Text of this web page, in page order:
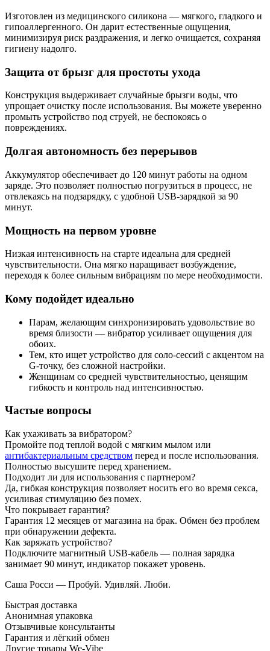
Изготовлен из медицинского силикона — мягкого, гладкого и
гипоаллергенного. Он дарит естественные ощущения,
минимизируя риск раздражения, и легко очищается, сохраняя
гигиену надолго.
Защита от брызг для простоты ухода
Конструкция выдерживает случайные брызги воды, что
упрощает очистку после использования. Вы можете уверенно
промыть устройство под струей, не беспокоясь о
повреждениях.
Долгая автономность без перерывов
Аккумулятор обеспечивает до 120 минут работы на одном
заряде. Это позволяет полностью погрузиться в процесс, не
отвлекаясь на подзарядку, с удобной USB-зарядкой за 90
минут.
Мощность на первом уровне
Низкая интенсивность на старте идеальна для средней
чувствительности. Она мягко наращивает возбуждение,
переходя к более сильным вибрациям по мере необходимости.
Кому подойдет идеально
Парам, желающим синхронизировать удовольствие во
время близости — вибратор усиливает ощущения для
обоих.
Тем, кто ищет устройство для соло-сессий с акцентом на
G-точку, без сложной настройки.
Женщинам со средней чувствительностью, ценящим
гибкость и контроль над интенсивностью.
Частые вопросы
Как ухаживать за вибратором?
Промойте под теплой водой с мягким мылом или
антибактериальным средством перед и после использования.
Полностью высушите перед хранением.
Подходит ли для использования с партнером?
Да, гибкая конструкция позволяет носить его во время секса,
усиливая стимуляцию без помех.
Что покрывает гарантия?
Гарантия 12 месяцев от магазина на брак. Обмен без проблем
при обнаружении дефекта.
Как заряжать устройство?
Подключите магнитный USB-кабель — полная зарядка
занимает 90 минут, индикатор покажет уровень.
Саша Росси — Пробуй. Удивляй. Люби.
Быстрая доставка
Анонимная упаковка
Отзывчивые консультанты
Гарантия и лёгкий обмен
Другие товары We-Vibe